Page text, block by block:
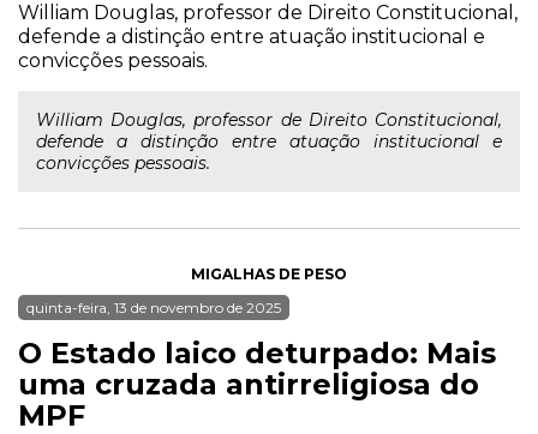
William Douglas, professor de Direito Constitucional,
defende a distinção entre atuação institucional e
convicções pessoais.
William Douglas, professor de Direito Constitucional,
defende a distinção entre atuação institucional e
convicções pessoais.
MIGALHAS DE PESO
quinta-feira, 13 de novembro de 2025
O Estado laico deturpado: Mais
uma cruzada antirreligiosa do
MPF